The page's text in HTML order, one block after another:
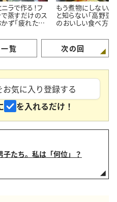
ラで作る！フ
蒸すだけのス
ず「疲れた体
もう煮物にしない。
と知らない「高野豆
のおいしい食べ方
一覧 次の回
お気に入り登録する
を入れるだけ！
たち。私は「何位」？